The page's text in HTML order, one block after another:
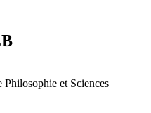
et Sciences